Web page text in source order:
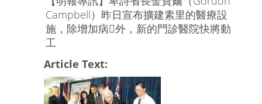
Campbell）昨日宣布擴建素里的醫療設
施，除增加病外，新的門診醫院快將動
工
Article Text: